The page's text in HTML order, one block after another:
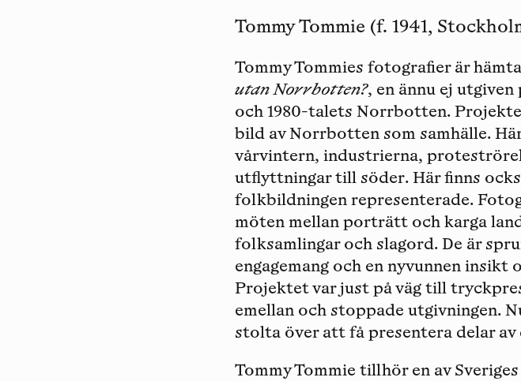
Tommy Tommie (f. 1941,
Tommy Tommies fotografier är
utan Norrbotten?, en ännu ej
och 1980-talets Norrbotten.
bild av Norrbotten som samhälle.
vårvintern, industrierna,
utflyttningar till söder. Här finns
folkbildningen representerade.
möten mellan porträtt och karga
folksamlingar och slagord. De är
engagemang och en nyvunnen
Projektet var just på väg till
emellan och stoppade utgivningen.
stolta över att få presentera delar av
Tommy Tommie tillhör en av